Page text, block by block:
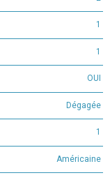
1
1
OUI
Dégagée
1
Américaine